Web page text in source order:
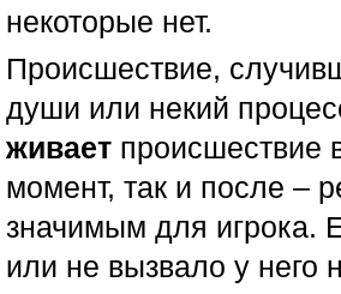
некоторые нет.
Происшествие,
души или некий
живаетпроисшествие
момент, так и после –
значимым для игрока.
или не вызвало у него